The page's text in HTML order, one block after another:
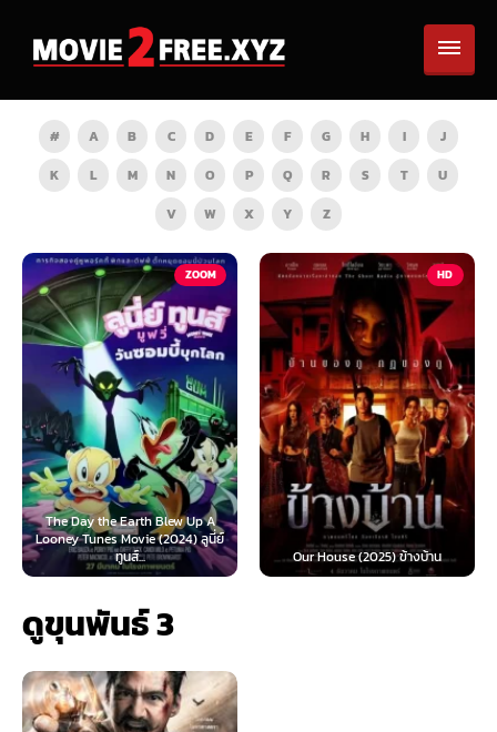
# A B C D E F G H I
J
K
L M N O P Q R S T
U
V
W X Y Z
ZOOM
Blew Up A
(2024) ลูนี่ย์
HD
Our House (2025) ข้างบ้าน
TV
Teach You a Lesson
นี้ต้องโดนสั่งส
ดูขุนพันธ์ 3